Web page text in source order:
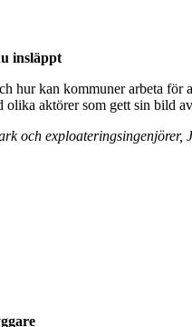
insläppt
hur kan kommuner arbeta för
olika aktörer som gett sin bild
och exploateringsingenjörer,